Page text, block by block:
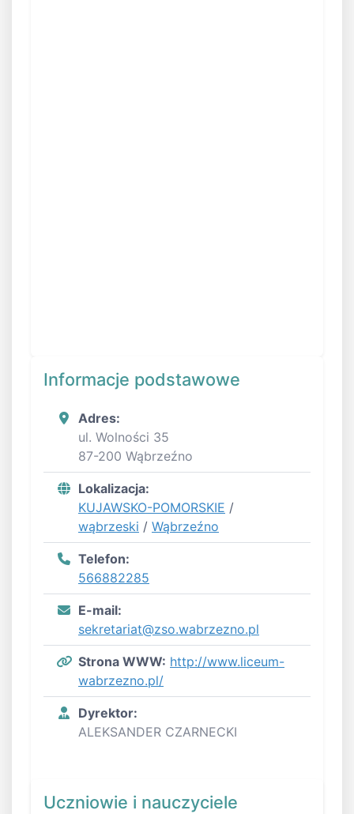
Informacje podstawowe
Adres:
ul. Wolności 35
87-200 Wąbrzeźno
Lokalizacja:
KUJAWSKO-POMORSKIE /
wąbrzeski / Wąbrzeźno
Telefon:
566882285
E-mail:
sekretariat@zso.wabrzezno.pl
Strona WWW: http://www.liceum-
wabrzezno.pl/
Dyrektor:
ALEKSANDER CZARNECKI
Uczniowie i nauczyciele